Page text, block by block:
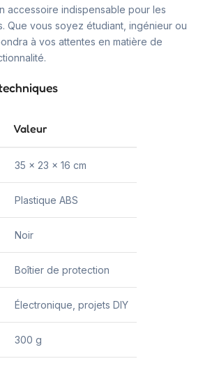
accessoire indispensable pour les
Que vous soyez étudiant, ingénieur ou
à vos attentes en matière de
Valeur
35 x 23 x 16 cm
Plastique ABS
Noir
Boîtier de protection
Électronique, projets DIY
300 g